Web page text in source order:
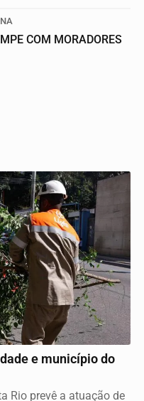
COM MORADORES
e município do
Rio prevê a atuação de